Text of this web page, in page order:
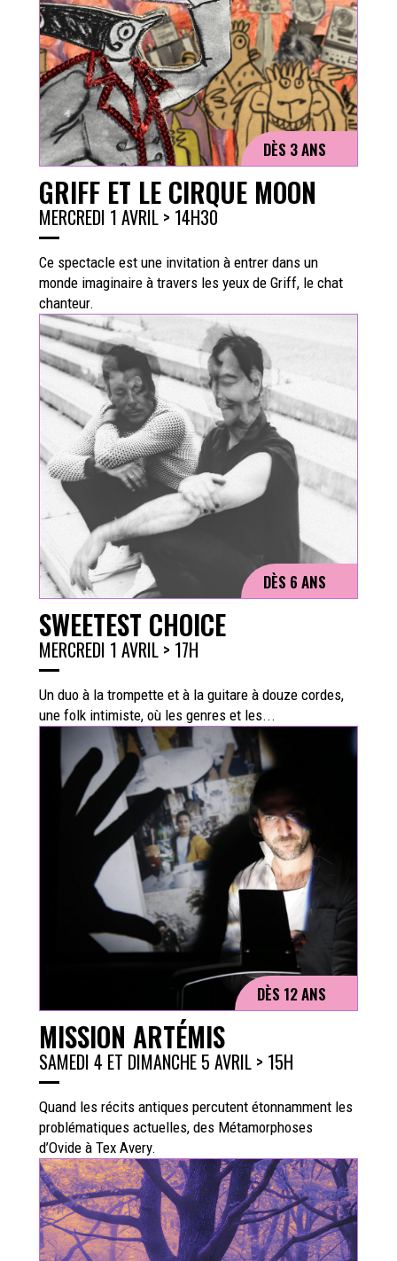
DÈS 3 ANS
GRIFF ET LE CIRQUE MOON
MERCREDI 1 AVRIL > 14H30
Ce spectacle est une invitation à entrer dans un
monde imaginaire à travers les yeux de Griff, le chat
chanteur.
DÈS 6 ANS
SWEETEST CHOICE
MERCREDI 1 AVRIL > 17H
Un duo à la trompette et à la guitare à douze cordes,
une folk intimiste, où les genres et les...
DÈS 12 ANS
MISSION ARTÉMIS
SAMEDI 4 ET DIMANCHE 5 AVRIL > 15H
Quand les récits antiques percutent étonnamment les
problématiques actuelles, des Métamorphoses
d’Ovide à Tex Avery.